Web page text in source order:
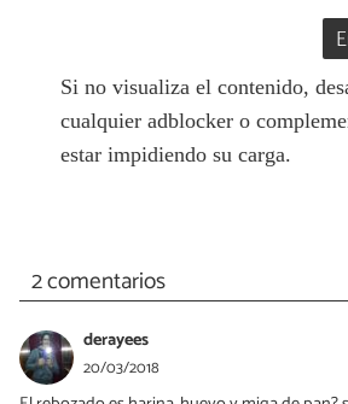
Si no visualiza el contenido,
cualquier adblocker o
estar impidiendo su carga.
2 comentarios
derayees
20/03/2018